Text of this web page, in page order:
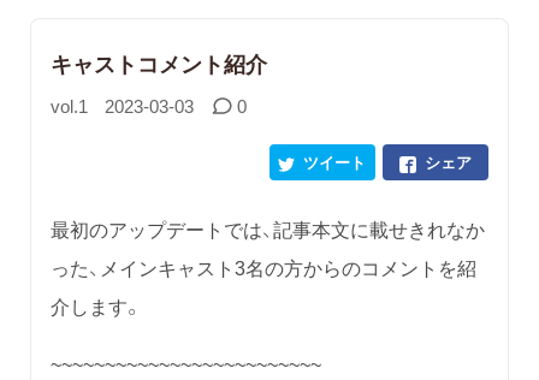
キャストコメント紹介
vol.1 2023-03-03 0
シェア
ツイート
最初のアップデートでは、記事本文に載せきれなか
った、メインキャスト3名の方からのコメントを紹
介します。
~~~~~~~~~~~~~~~~~~~~~~~~~